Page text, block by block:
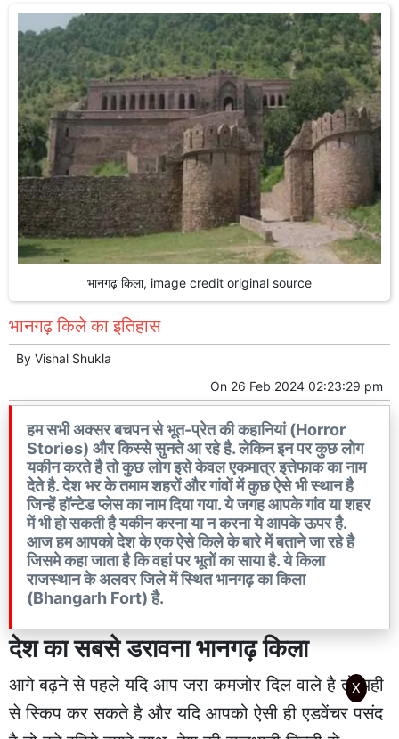
भानगढ़ किला, image credit original source
भानगढ़ किले का इतिहास
By Vishal Shukla
On 26 Feb 2024 02:23:29 pm
हम सभी अक्सर बचपन से भूत-प्रेत की कहानियां (Horror
Stories) और किस्से सुनते आ रहे है. लेकिन इन पर कुछ लोग
यकीन करते है तो कुछ लोग इसे केवल एकमात्र इत्तेफाक का नाम
देते है. देश भर के तमाम शहरों और गांवों में कुछ ऐसे भी स्थान है
जिन्हें हॉन्टेड प्लेस का नाम दिया गया. ये जगह आपके गांव या शहर
में भी हो सकती है यकीन करना या न करना ये आपके ऊपर है.
आज हम आपको देश के एक ऐसे किले के बारे में बताने जा रहे है
जिसमे कहा जाता है कि वहां पर भूतों का साया है. ये किला
राजस्थान के अलवर जिले में स्थित भानगढ़ का किला
(Bhangarh Fort) है.
देश का सबसे डरावना भानगढ़ किला
आगे बढ़ने से पहले यदि आप जरा कमजोर दिल वाले है तो यही
से स्किप कर सकते है और यदि आपको ऐसी ही एडवेंचर पसंद
X